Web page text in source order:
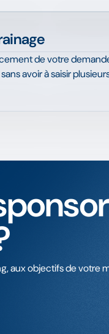
de votre
avoir à saisir
aux objectifs de votre